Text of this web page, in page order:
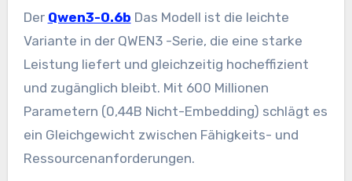
Der Qwen3-0.6b Das Modell ist die leichte
Variante in der QWEN3 -Serie, die eine starke
Leistung liefert und gleichzeitig hocheffizient
und zugänglich bleibt. Mit 600 Millionen
Parametern (0,44B Nicht-Embedding) schlägt es
ein Gleichgewicht zwischen Fähigkeits- und
Ressourcenanforderungen.